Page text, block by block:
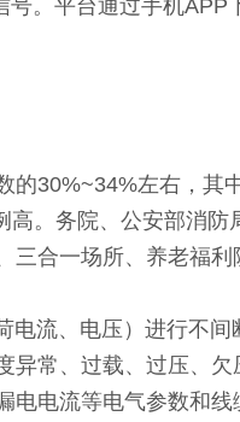
。平台通过手机APP
30%~34%左右，其
。务院、公安部消
合一场所、养老福
流、电压）进行不间
常、过载、过压、
电流等电气参数和